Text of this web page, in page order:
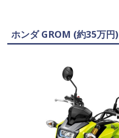
ホンダ GROM (約35万円)